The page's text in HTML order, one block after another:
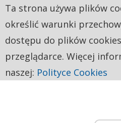
Ta strona używa plików
określić warunki
dostępu do plików
przeglądarce. Więcej
naszej: Polityce Cookies